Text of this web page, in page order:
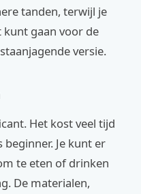
tanden, terwijl je
kunt gaan voor de
versie.
Het kost veel tijd
Je kunt er
te eten of drinken
De materialen,